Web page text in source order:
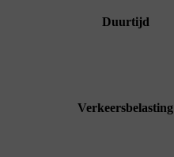
Duurtijd
Verkeersbelasting